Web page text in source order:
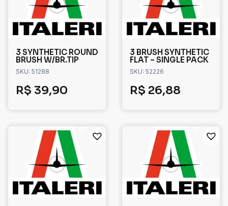
3 SYNTHETIC ROUND
BRUSH W/BR.TIP
SKU: 51288
R$ 39,90
3 BRUSH SYNTHETIC
FLAT – SINGLE PACK
SKU: 52226
R$ 26,88